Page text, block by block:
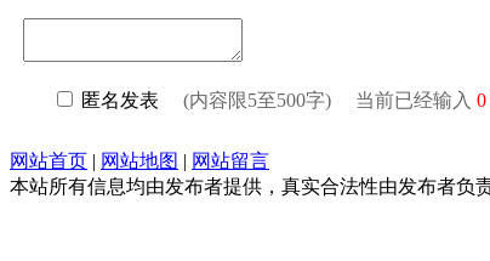
匿名发表 (内容限5至500字) 当前已经输入 0
网站首页 | 网站地图 | 网站留言
本站所有信息均由发布者提供，真实合法性由发布者负